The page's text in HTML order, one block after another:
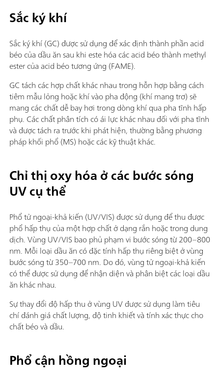
Sắc ký khí
Sắc ký khí (GC) được sử dụng để xác định thành phần acid
béo của dầu ăn sau khi este hóa các acid béo thành methyl
ester của acid béo tương ứng (FAME).
GC tách các hợp chất khác nhau trong hỗn hợp bằng cách
tiêm mẫu lỏng hoặc khí vào pha động (khí mang trơ) sẽ
mang các chất dễ bay hơi trong dòng khí qua pha tĩnh hấp
phụ. Các chất phân tích có ái lực khác nhau đối với pha tĩnh
và được tách ra trước khi phát hiện, thường bằng phương
pháp khối phổ (MS) hoặc các kỹ thuật khác.
Chỉ thị oxy hóa ở các bước sóng
UV cụ thể
Phổ tử ngoại-khả kiến (UV/VIS) được sử dụng để thu được
phổ hấp thụ của một hợp chất ở dạng rắn hoặc trong dung
dịch. Vùng UV/VIS bao phủ phạm vi bước sóng từ 200–800
nm. Mỗi loại dầu ăn có đặc tính hấp thụ riêng biệt ở vùng
bước sóng từ 350–700 nm. Do đó, vùng tử ngoại-khả kiến
có thể được sử dụng để nhận diện và phân biệt các loại dầu
ăn khác nhau.
Sự thay đổi độ hấp thu ở vùng UV được sử dụng làm tiêu
chí đánh giá chất lượng, độ tinh khiết và tính xác thực cho
chất béo và dầu.
Phổ cận hồng ngoại